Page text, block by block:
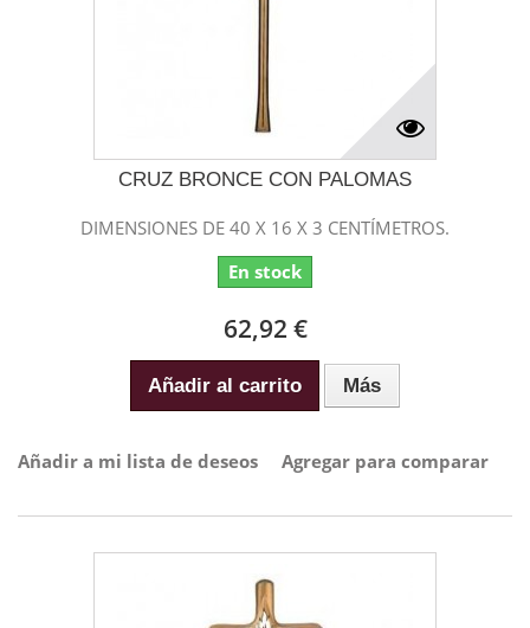
CRUZ BRONCE CON PALOMAS
DIMENSIONES DE 40 X 16 X 3 CENTÍMETROS.
En stock
62,92 €
Añadir al carrito Más
Añadir a mi lista de deseos Agregar para comparar